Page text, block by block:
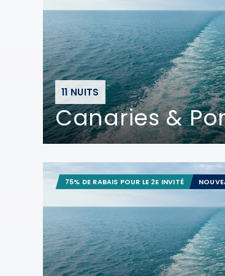
11 NUITS
Canaries &
75% DE RABAIS POUR LE 2E INVITÉ